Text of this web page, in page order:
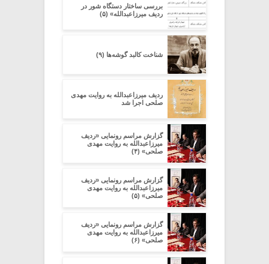
بررسی ساختار دستگاه شور در
ردیف میرزاعبدالله» (۵)
شناخت کالبد گوشه‌ها (۹)
ردیف میرزاعبدالله به روایت مهدی
صلحی اجرا شد
گزارش مراسم رونمایی «ردیف
میرزاعبدالله به روایت مهدی
صلحی» (۴)
گزارش مراسم رونمایی «ردیف
میرزاعبدالله به روایت مهدی
صلحی» (۵)
گزارش مراسم رونمایی «ردیف
میرزاعبدالله به روایت مهدی
صلحی» (۶)